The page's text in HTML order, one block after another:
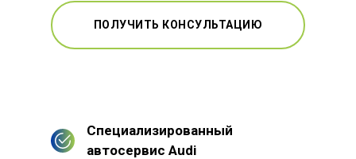
ПОЛУЧИТЬ КОНСУЛЬТАЦИЮ
Специализированный
автосервис Audi